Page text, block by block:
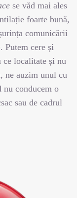
se văd mai ales
foarte bună,
comunicării
Putem cere și
localitate și nu
ne auzim unul cu
conducem o
sau de cadrul